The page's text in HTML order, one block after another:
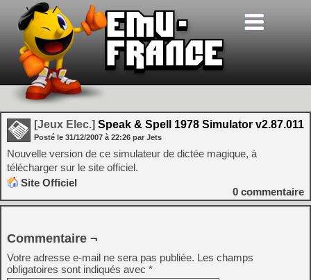
[Jeux Elec.] Speak & Spell 1978 Simulator v2.87.011
Posté le 31/12/2007 à 22:26 par Jets
Nouvelle version de ce simulateur de dictée magique, à
télécharger sur le site officiel.
Site Officiel
0 commentaire
Commentaire ¬
Votre adresse e-mail ne sera pas publiée. Les champs
obligatoires sont indiqués avec *